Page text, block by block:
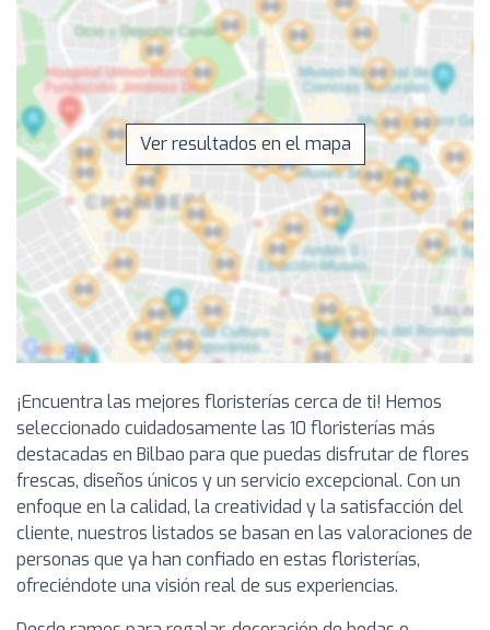
Ver resultados en el mapa
¡Encuentra las mejores floristerías cerca de ti! Hemos
seleccionado cuidadosamente las 10 floristerías más
destacadas en Bilbao para que puedas disfrutar de flores
frescas, diseños únicos y un servicio excepcional. Con un
enfoque en la calidad, la creatividad y la satisfacción del
cliente, nuestros listados se basan en las valoraciones de
personas que ya han confiado en estas floristerías,
ofreciéndote una visión real de sus experiencias.